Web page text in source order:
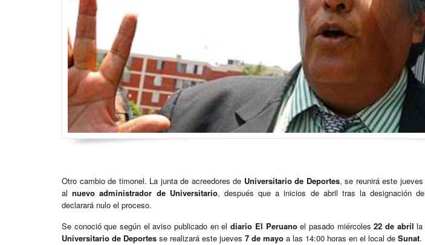
Otro cambio de timonel. La junta de acreedores de Universitario de Deportes, se reunirá este jueves
alnuevo administrador de Universitario, después que a inicios de abril tras la designación de
declarará nulo el proceso.
Se conoció que según el aviso publicado en eldiario El Peruanoel pasado miércoles22 de abril la
Universitario de Deportes se realizará este jueves 7 de mayo a las 14:00 horas en el local de Sunat.